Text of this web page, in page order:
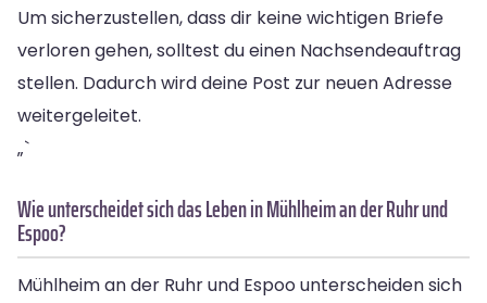
Um sicherzustellen, dass dir keine wichtigen Briefe
verloren gehen, solltest du einen Nachsendeauftrag
stellen. Dadurch wird deine Post zur neuen Adresse
weitergeleitet.
„`
Wie unterscheidet sich das Leben in Mühlheim an der Ruhr und
Espoo?
Mühlheim an der Ruhr und Espoo unterscheiden sich